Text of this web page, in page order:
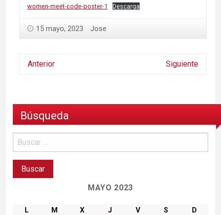
women-meet-code-poster-1 Descarga
15 mayo, 2023 Jose
Anterior Siguiente
Búsqueda
MAYO 2023
L M X J V S
D